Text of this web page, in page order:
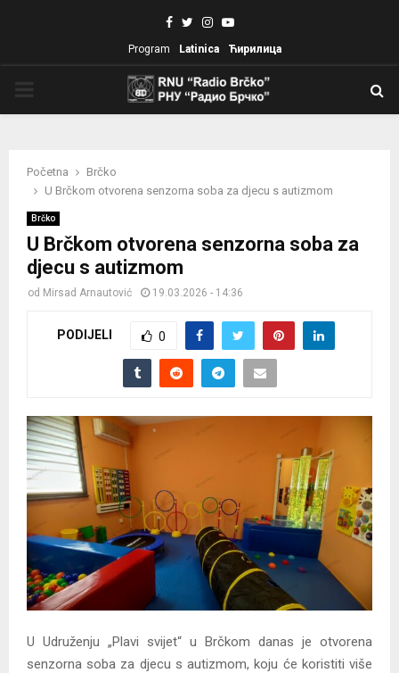
Facebook
TwitterInstagram
Youtube
Program Latinica Ћирилица
Početna
Brčko
U Brčkom otvorena senzorna soba za djecu s autizmom
Brčko
U Brčkom otvorena senzorna soba za
djecu s autizmom
od Mirsad Arnautović 19.03.2026 - 14:36
PODIJELI 0
U Udruženju „Plavi svijet“ u Brčkom danas je otvorena
senzorna soba za djecu s autizmom, koju će koristiti više